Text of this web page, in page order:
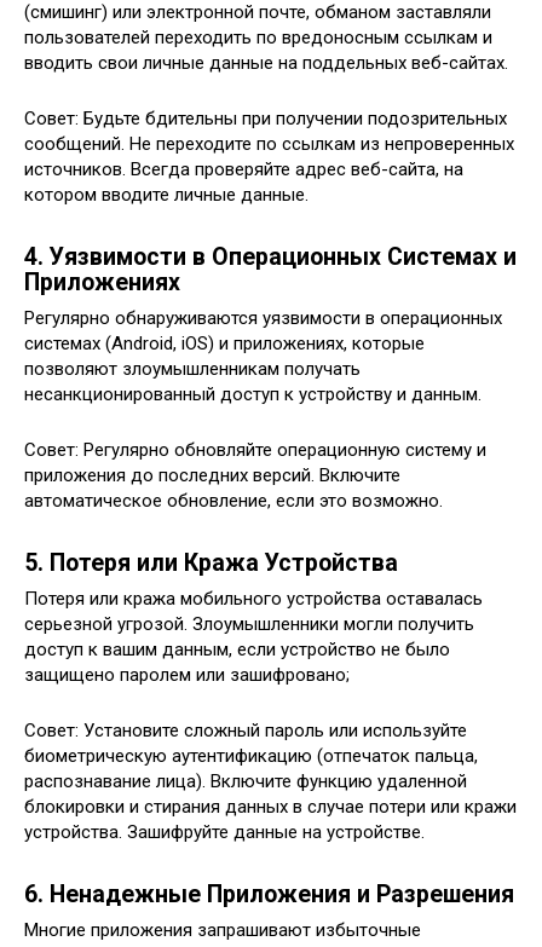
(смишинг) или электронной почте, обманом заставляли
пользователей переходить по вредоносным ссылкам и
вводить свои личные данные на поддельных веб-сайтах.
Совет: Будьте бдительны при получении подозрительных
сообщений. Не переходите по ссылкам из непроверенных
источников. Всегда проверяйте адрес веб-сайта, на
котором вводите личные данные.
4. Уязвимости в Операционных Системах и
Приложениях
Регулярно обнаруживаются уязвимости в операционных
системах (Android, iOS) и приложениях, которые
позволяют злоумышленникам получать
несанкционированный доступ к устройству и данным.
Совет: Регулярно обновляйте операционную систему и
приложения до последних версий. Включите
автоматическое обновление, если это возможно.
5. Потеря или Кража Устройства
Потеря или кража мобильного устройства оставалась
серьезной угрозой. Злоумышленники могли получить
доступ к вашим данным, если устройство не было
защищено паролем или зашифровано;
Совет: Установите сложный пароль или используйте
биометрическую аутентификацию (отпечаток пальца,
распознавание лица). Включите функцию удаленной
блокировки и стирания данных в случае потери или кражи
устройства. Зашифруйте данные на устройстве.
6. Ненадежные Приложения и Разрешения
Многие приложения запрашивают избыточные